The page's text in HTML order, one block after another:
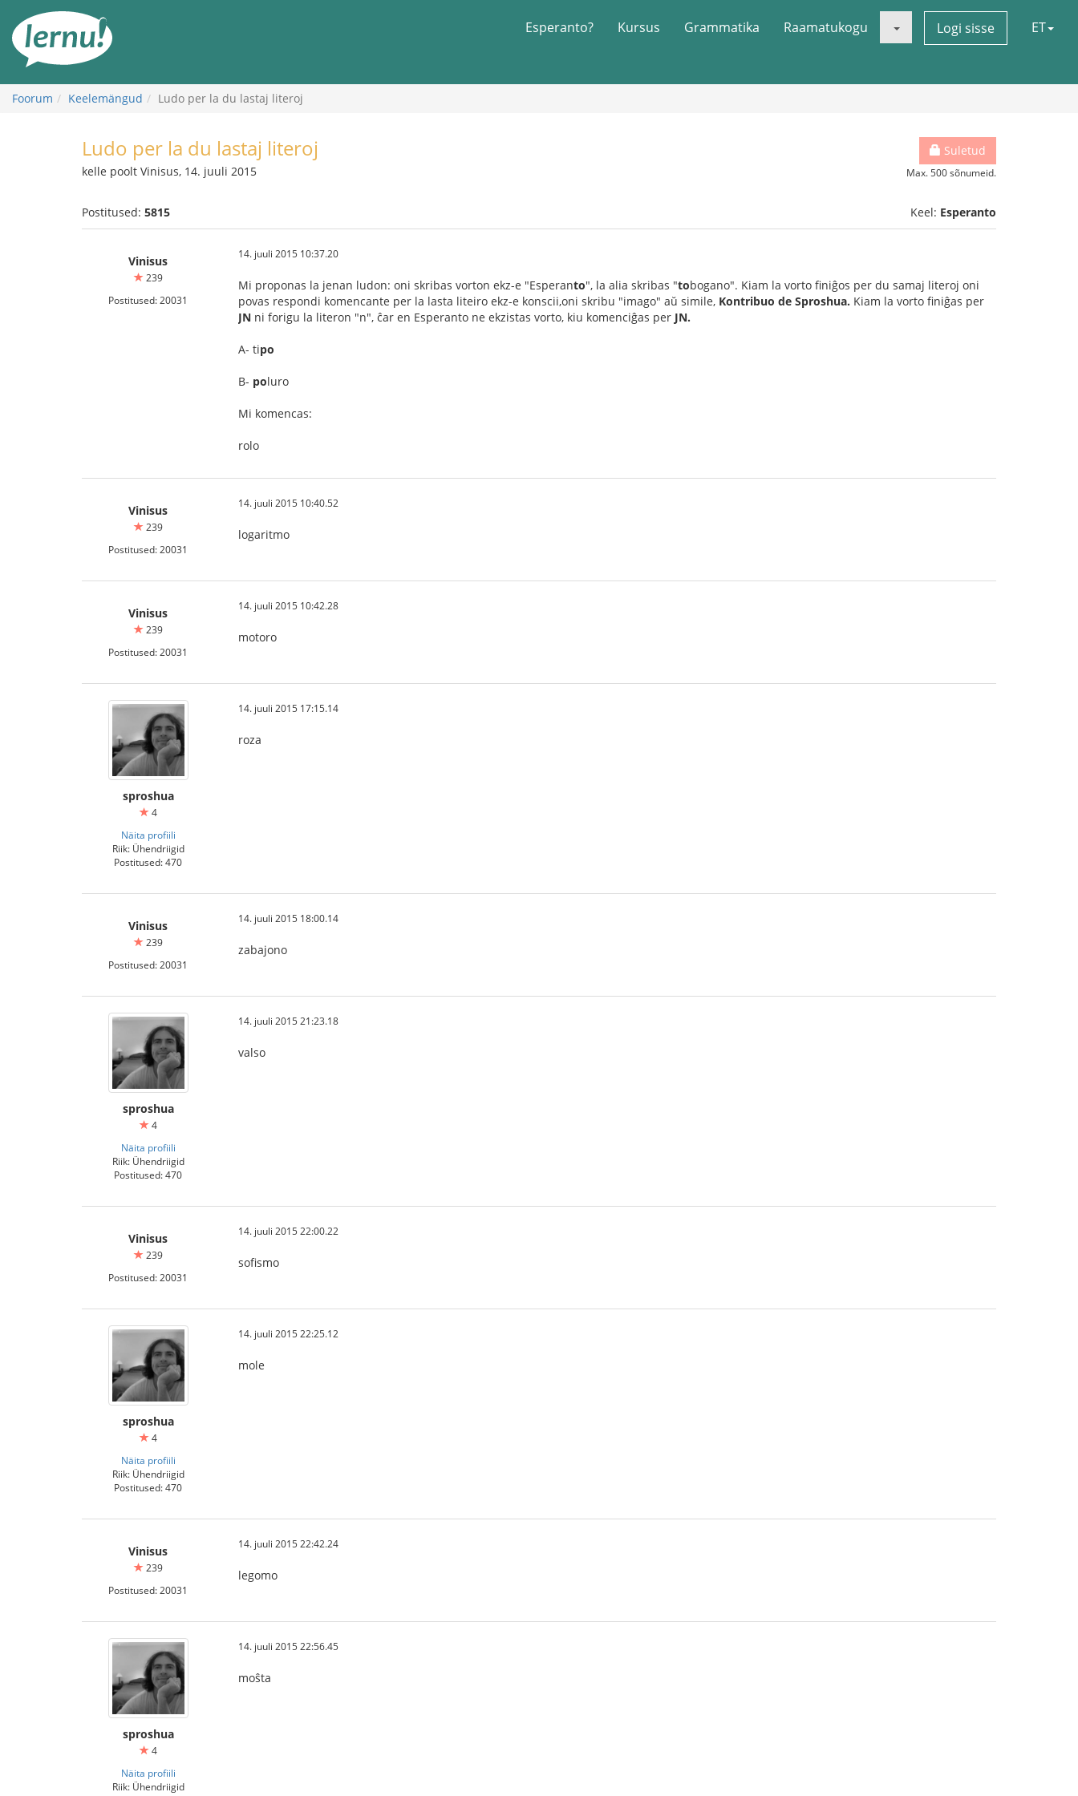
juurde
Esperanto? Kursus Grammatika Raamatukogu Logi sisse ET
Foorum Keelemängud Ludo per la du lastaj literoj
Suletud
Max. 500 sõnumeid.
Ludo per la du lastaj literoj
kelle poolt Vinisus, 14. juuli 2015
Postitused: 5815 Keel: Esperanto
Vinisus
239
Postitused: 20031
14. juuli 2015 10:37.20
Mi proponas la jenan ludon: oni skribas vorton ekz-e "Esperanto", la alia skribas "tobogano". Kiam la vorto finiĝos per du samaj literoj oni
povas respondi komencante per la lasta liteiro ekz-e konscii,oni skribu "imago" aŭ simile, Kontribuo de Sproshua. Kiam la vorto finiĝas per
JN ni forigu la literon "n", ĉar en Esperanto ne ekzistas vorto, kiu komenciĝas per JN.
A- tipo
B- poluro
Mi komencas:
rolo
Vinisus
239
Postitused: 20031
14. juuli 2015 10:40.52
logaritmo
Vinisus
239
Postitused: 20031
14. juuli 2015 10:42.28
motoro
sproshua
4
Näita profiili
Riik: Ühendriigid
Postitused: 470
14. juuli 2015 17:15.14
roza
Vinisus
239
Postitused: 20031
14. juuli 2015 18:00.14
zabajono
sproshua
4
Näita profiili
Riik: Ühendriigid
Postitused: 470
14. juuli 2015 21:23.18
valso
Vinisus
239
Postitused: 20031
14. juuli 2015 22:00.22
sofismo
sproshua
4
Näita profiili
Riik: Ühendriigid
Postitused: 470
14. juuli 2015 22:25.12
mole
Vinisus
239
Postitused: 20031
14. juuli 2015 22:42.24
legomo
sproshua
4
Näita profiili
Riik: Ühendriigid
14. juuli 2015 22:56.45
moŝta